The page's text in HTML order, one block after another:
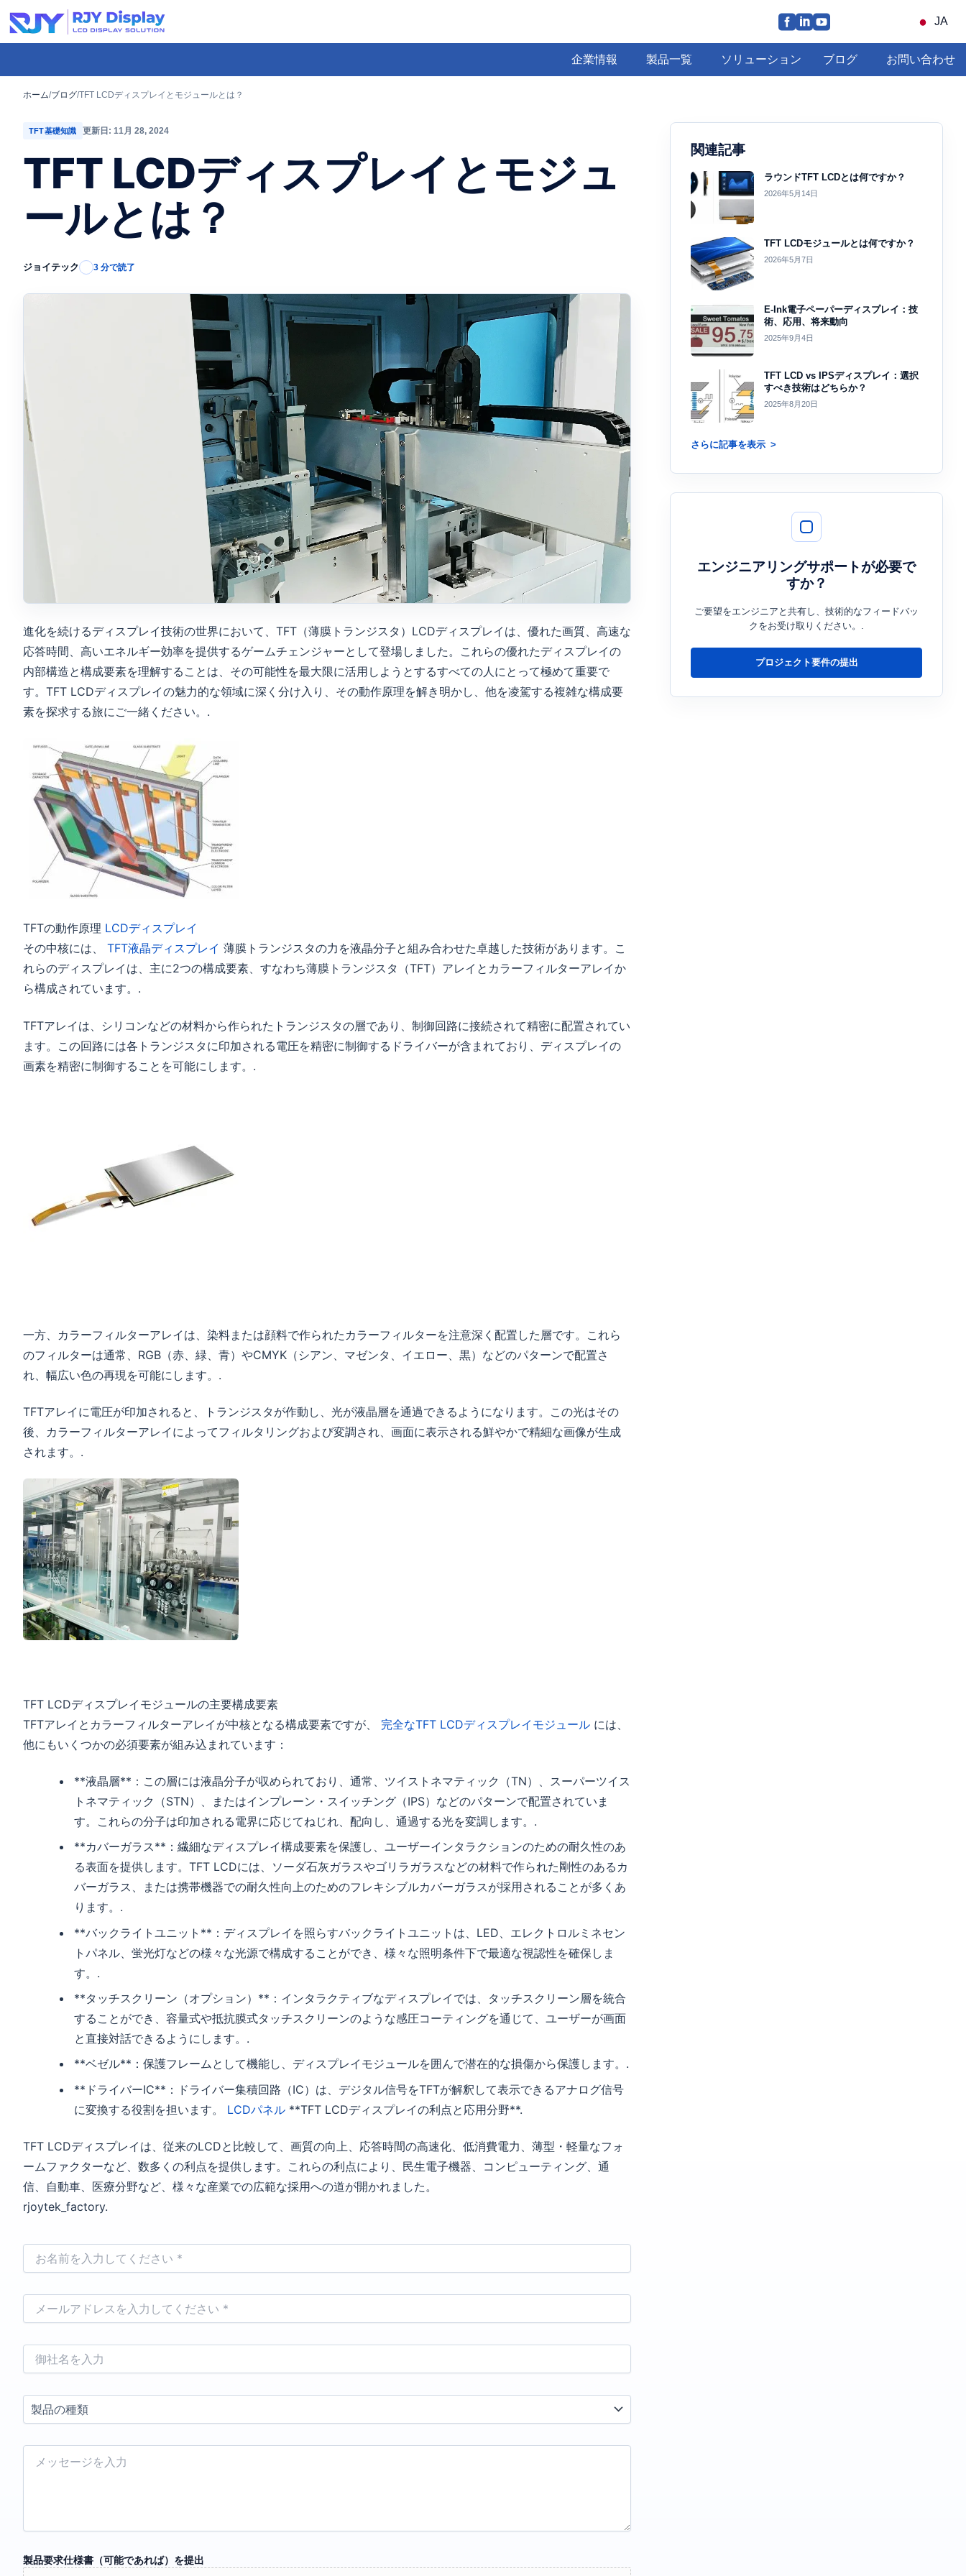
Skip
to
-
JA
企業情報 製品一覧 ソリューション ブログ お問い合わせ
ホーム/ブログ/TFT LCDディスプレイとモジュールとは？
TFT基礎知識 更新日: 11月 28, 2024
TFT LCDディスプレイとモジュ
ールとは？
ジョイテック 3 分で読了
進化を続けるディスプレイ技術の世界において、TFT（薄膜トランジスタ）LCDディスプレイは、優れた画質、高速な
応答時間、高いエネルギー効率を提供するゲームチェンジャーとして登場しました。これらの優れたディスプレイの
内部構造と構成要素を理解することは、その可能性を最大限に活用しようとするすべての人にとって極めて重要で
す。TFT LCDディスプレイの魅力的な領域に深く分け入り、その動作原理を解き明かし、他を凌駕する複雑な構成要
素を探求する旅にご一緒ください。.
TFTの動作原理 LCDディスプレイ
その中核には、 TFT液晶ディスプレイ 薄膜トランジスタの力を液晶分子と組み合わせた卓越した技術があります。こ
れらのディスプレイは、主に2つの構成要素、すなわち薄膜トランジスタ（TFT）アレイとカラーフィルターアレイか
ら構成されています。.
TFTアレイは、シリコンなどの材料から作られたトランジスタの層であり、制御回路に接続されて精密に配置されてい
ます。この回路には各トランジスタに印加される電圧を精密に制御するドライバーが含まれており、ディスプレイの
画素を精密に制御することを可能にします。.
一方、カラーフィルターアレイは、染料または顔料で作られたカラーフィルターを注意深く配置した層です。これら
のフィルターは通常、RGB（赤、緑、青）やCMYK（シアン、マゼンタ、イエロー、黒）などのパターンで配置さ
れ、幅広い色の再現を可能にします。.
TFTアレイに電圧が印加されると、トランジスタが作動し、光が液晶層を通過できるようになります。この光はその
後、カラーフィルターアレイによってフィルタリングおよび変調され、画面に表示される鮮やかで精細な画像が生成
されます。.
TFT LCDディスプレイモジュールの主要構成要素
TFTアレイとカラーフィルターアレイが中核となる構成要素ですが、 完全なTFT LCDディスプレイモジュール には、
他にもいくつかの必須要素が組み込まれています：
**液晶層**：この層には液晶分子が収められており、通常、ツイストネマティック（TN）、スーパーツイス
トネマティック（STN）、またはインプレーン・スイッチング（IPS）などのパターンで配置されていま
す。これらの分子は印加される電界に応じてねじれ、配向し、通過する光を変調します。.
**カバーガラス**：繊細なディスプレイ構成要素を保護し、ユーザーインタラクションのための耐久性のあ
る表面を提供します。TFT LCDには、ソーダ石灰ガラスやゴリラガラスなどの材料で作られた剛性のあるカ
バーガラス、または携帯機器での耐久性向上のためのフレキシブルカバーガラスが採用されることが多くあ
ります。.
**バックライトユニット**：ディスプレイを照らすバックライトユニットは、LED、エレクトロルミネセン
トパネル、蛍光灯などの様々な光源で構成することができ、様々な照明条件下で最適な視認性を確保しま
す。.
**タッチスクリーン（オプション）**：インタラクティブなディスプレイでは、タッチスクリーン層を統合
することができ、容量式や抵抗膜式タッチスクリーンのような感圧コーティングを通じて、ユーザーが画面
と直接対話できるようにします。.
**ベゼル**：保護フレームとして機能し、ディスプレイモジュールを囲んで潜在的な損傷から保護します。.
**ドライバーIC**：ドライバー集積回路（IC）は、デジタル信号をTFTが解釈して表示できるアナログ信号
に変換する役割を担います。 LCDパネル**TFT LCDディスプレイの利点と応用分野**.
TFT LCDディスプレイは、従来のLCDと比較して、画質の向上、応答時間の高速化、低消費電力、薄型・軽量なフォ
ームファクターなど、数多くの利点を提供します。これらの利点により、民生電子機器、コンピューティング、通
信、自動車、医療分野など、様々な産業での広範な採用への道が開かれました。
rjoytek_factory.
名
メ
*
企
報
製
品
種
メ
製品要求仕様書（可能であれば）を提出
関連記事
ラウンドTFT LCDとは何ですか？
2026年5月14日
TFT LCDモジュールとは何ですか？
2026年5月7日
E-Ink電子ペーパーディスプレイ：技
術、応用、将来動向
2025年9月4日
TFT LCD vs IPSディスプレイ：選択
すべき技術はどちらか？
2025年8月20日
さらに記事を表示
エンジニアリングサポートが必要で
すか？
ご要望をエンジニアと共有し、技術的なフィードバッ
クをお受け取りください。.
プロジェクト要件の提出